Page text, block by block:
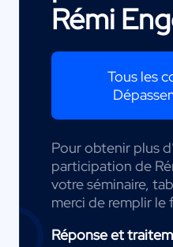
Rémi
Tous les
Pour obtenir plus
participation de
votre séminaire,
merci de remplir le
Réponse et